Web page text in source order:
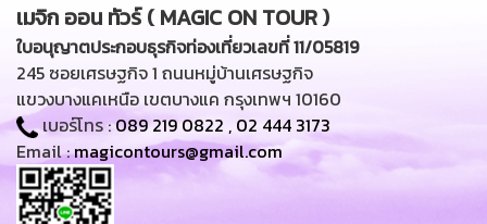
เมจิก ออน ทัวร์ ( MAGIC ON TOUR )
ใบอนุญาตประกอบธุรกิจท่องเที่ยวเลขที่ 11/05819
245 ซอยเศรษฐกิจ 1 ถนนหมู่บ้านเศรษฐกิจ
แขวงบางแคเหนือ เขตบางแค กรุงเทพฯ 10160
เบอร์โทร :089 219 0822 , 02 444 3173
Email :magicontours@gmail.com